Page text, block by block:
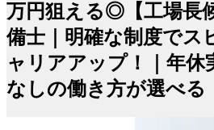
万円狙える◎【工場長
備士｜明確な制度でス
ャリアアップ！｜年休
なしの働き方が選べる